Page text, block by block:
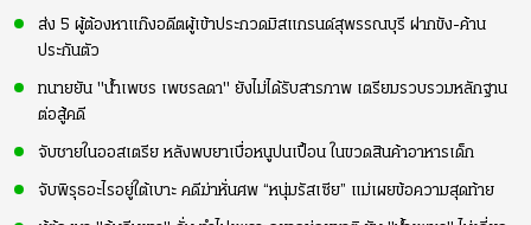
ส่ง 5 ผู้ต้องหาแก๊งอดีตผู้เข้าประกวดมิสแกรนด์สุพรรณบุรี ฝากขัง-ค้าน
ประกันตัว
ทนายยัน "น้ำเพชร เพชรลดา" ยังไม่ได้รับสารภาพ เตรียมรวบรวมหลักฐาน
ต่อสู้คดี
จับชายในออสเตรีย หลังพบยาเบื่อหนูปนเปื้อน ในขวดสินค้าอาหารเด็ก
จับพิรุธอะไรอยู่ใต้เบาะ คดีฆ่าหั่นศพ “หนุ่มรัสเซีย” แม่เผยข้อความสุดท้าย